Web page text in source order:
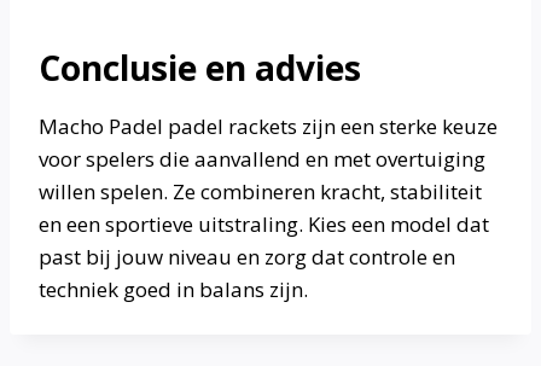
Conclusie en advies
Macho Padel padel rackets zijn een sterke keuze
voor spelers die aanvallend en met overtuiging
willen spelen. Ze combineren kracht, stabiliteit
en een sportieve uitstraling. Kies een model dat
past bij jouw niveau en zorg dat controle en
techniek goed in balans zijn.